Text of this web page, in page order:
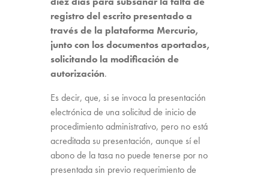
registro del escrito presentado a
través de la plataforma Mercurio,
junto con los documentos aportados,
solicitando la modificación de
autorización.
Es decir, que, si se invoca la presentación
electrónica de una solicitud de inicio de
procedimiento administrativo, pero no está
acreditada su presentación, aunque sí el
abono de la tasa no puede tenerse por no
presentada sin previo requerimiento de